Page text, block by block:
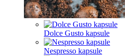
Dolce Gusto kapsule
Nespresso kapsule